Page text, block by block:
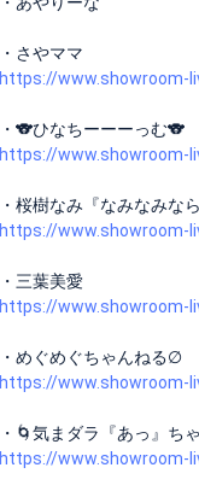
・さやママ
https://www.showroom-
・🐨ひなちーーーっむ‎🐨
https://www.showroom-
・桜樹なみ『なみなみな
https://www.showroom-
・三葉美愛
https://www.showroom-
・めぐめぐちゃんねる∅
https://www.showroom-
・🌀気まダラ『あっ』ち
https://www.showroom-